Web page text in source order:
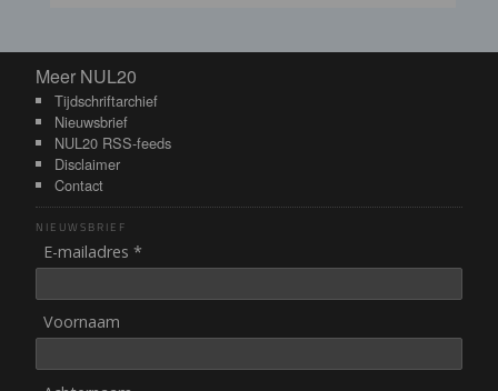
Meer NUL20
Meer NUL20
Tijdschriftarchief
Nieuwsbrief
NUL20 RSS-feeds
Disclaimer
Contact
NIEUWSBRIEF
E-mailadres *
Voornaam